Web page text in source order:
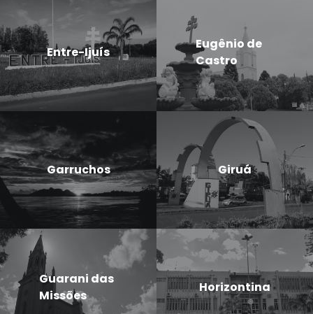
Entre-Ijuís
Eugênio de
Castro
Garruchos Giruá
Guarani das
Missões
Horizontina